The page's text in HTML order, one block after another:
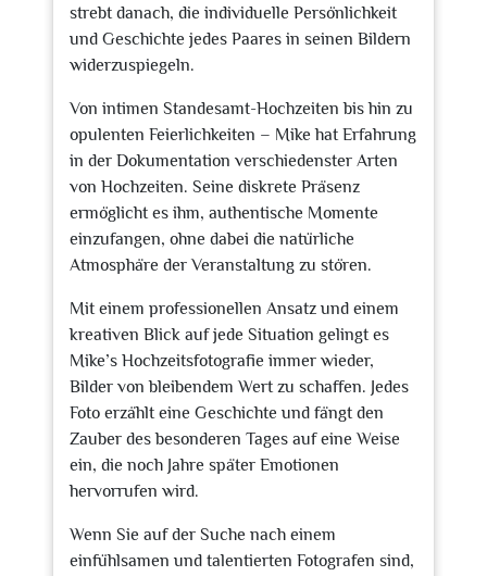
strebt danach, die individuelle Persönlichkeit
und Geschichte jedes Paares in seinen Bildern
widerzuspiegeln.
Von intimen Standesamt-Hochzeiten bis hin zu
opulenten Feierlichkeiten – Mike hat Erfahrung
in der Dokumentation verschiedenster Arten
von Hochzeiten. Seine diskrete Präsenz
ermöglicht es ihm, authentische Momente
einzufangen, ohne dabei die natürliche
Atmosphäre der Veranstaltung zu stören.
Mit einem professionellen Ansatz und einem
kreativen Blick auf jede Situation gelingt es
Mike’s Hochzeitsfotografie immer wieder,
Bilder von bleibendem Wert zu schaffen. Jedes
Foto erzählt eine Geschichte und fängt den
Zauber des besonderen Tages auf eine Weise
ein, die noch Jahre später Emotionen
hervorrufen wird.
Wenn Sie auf der Suche nach einem
einfühlsamen und talentierten Fotografen sind,